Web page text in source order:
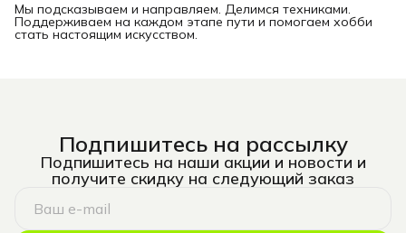
Мы подсказываем и направляем. Делимся техниками.
Поддерживаем на каждом этапе пути и помогаем хобби
стать настоящим искусством.
Подпишитесь на рассылку
Подпишитесь на наши акции и новости и
получите скидку на следующий заказ